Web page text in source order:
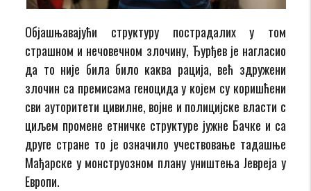
Објашњавајући структуру пострадалих у том
страшном и нечовечном злочину, Ђурђев је нагласио
да то није била било каква рација, већ здружени
злочин са премисама геноцида у којем су коришћени
сви ауторитети цивилне, војне и полицијске власти с
циљем промене етничке структуре јужне Бачке и са
друге стране то је означило учествовање тадашње
Мађарске у монструозном плану уништења Јевреја у
Европи.